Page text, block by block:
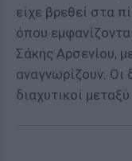
είχε βρεθεί στα
όπου
Σάκης Αρσενίου,
αναγνωρίζουν. Οι
διαχυτικοί